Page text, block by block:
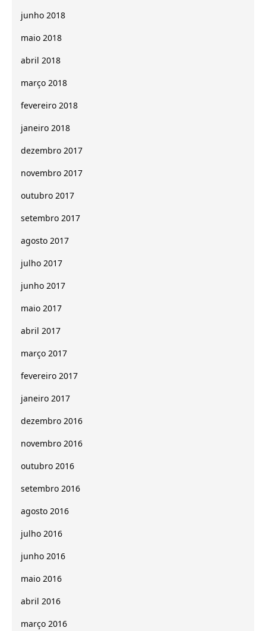
junho 2018
maio 2018
abril 2018
março 2018
fevereiro 2018
janeiro 2018
dezembro 2017
novembro 2017
outubro 2017
setembro 2017
agosto 2017
julho 2017
junho 2017
maio 2017
abril 2017
março 2017
fevereiro 2017
janeiro 2017
dezembro 2016
novembro 2016
outubro 2016
setembro 2016
agosto 2016
julho 2016
junho 2016
maio 2016
abril 2016
março 2016